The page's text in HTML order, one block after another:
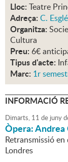
Lloc: Teatre
Adreça: C.
Organitza:
Cultura
Preu: 6€
Tipus d'acte:
Marc: 1r
INFORMACIÓ
Dimarts, 11 de juny
Òpera:
Retransmissió
Londres